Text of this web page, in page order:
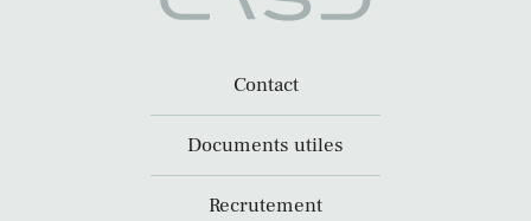
Contact
Documents utiles
Recrutement